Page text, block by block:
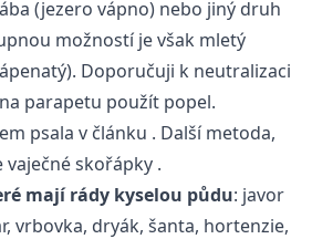
(jezero vápno) nebo jiný druh
možností je však mletý
Doporučuji k neutralizaci
parapetu použít popel.
psala v článku . Další metoda,
vaječné skořápky .
mají rády kyselou půdu: javor
vrbovka, dryák, šanta, hortenzie,